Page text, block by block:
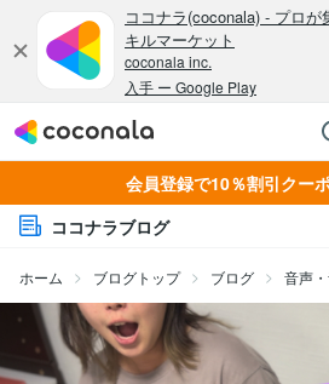
会員登録で10％割引クー
ココナラブログ
ホーム ブログトップ ブログ 音声